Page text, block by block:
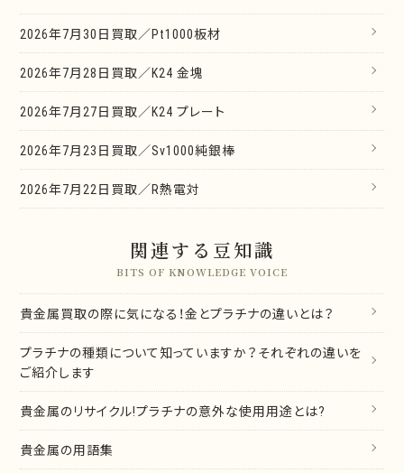
2026年7月30日買取／Pt1000板材
2026年7月28日買取／K24 金塊
2026年7月27日買取／K24 プレート
2026年7月23日買取／Sv1000純銀棒
2026年7月22日買取／R熱電対
関連する豆知識
BITS OF KNOWLEDGE VOICE
貴金属買取の際に気になる！金とプラチナの違いとは？
プラチナの種類について知っていますか？それぞれの違いを
ご紹介します
貴金属のリサイクル!プラチナの意外な使用用途とは?
貴金属の用語集